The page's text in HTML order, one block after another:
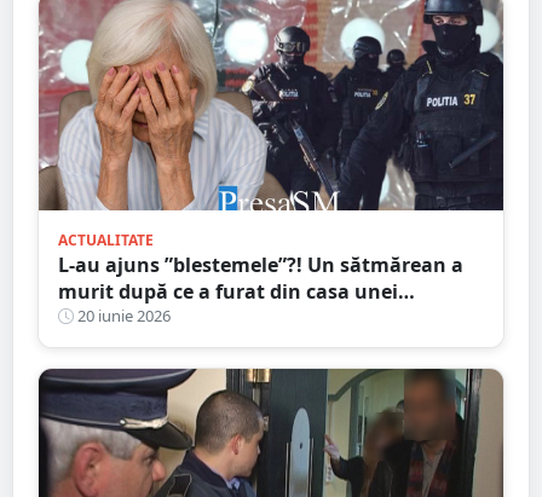
ACTUALITATE
L-au ajuns ”blestemele”?! Un sătmărean a
murit după ce a furat din casa unei
bunicuțe
20 iunie 2026